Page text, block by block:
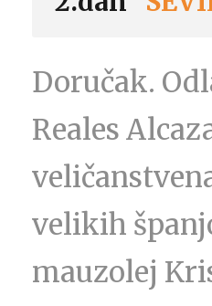
Doručak.
Reales
velikih
mauzolej